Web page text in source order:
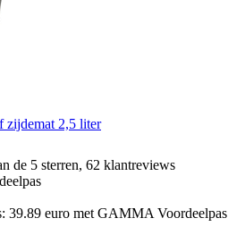
zijdemat 2,5 liter
de 5 sterren, 62 klantreviews
39.89 euro met GAMMA Voordeelpas